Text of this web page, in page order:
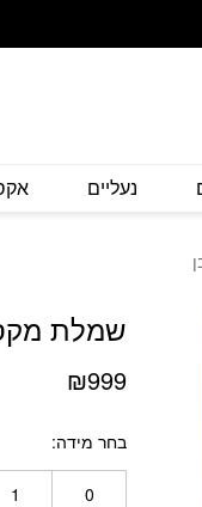
נעליים
שמלת
₪999
בחר מידה
0
1